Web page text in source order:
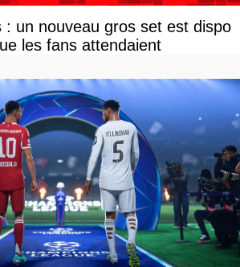
: un nouveau gros set est dispo
les fans attendaient